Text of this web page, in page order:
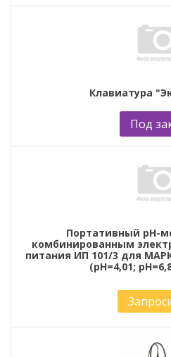
Клавиатура
Под
Портативный рН-
комбинированным
питания ИП 101/3 для
(рН=4,01;